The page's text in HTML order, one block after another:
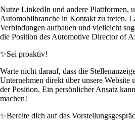
Nutze LinkedIn und andere Plattformen,
Automobilbranche in Kontakt zu treten.
Verbindungen aufbauen und vielleicht
die Position des Automotive Director of
✨Sei proaktiv!
Warte nicht darauf, dass die
Unternehmen direkt über unsere Website
der Position. Ein persönlicher Ansatz
machen!
✨Bereite dich auf das